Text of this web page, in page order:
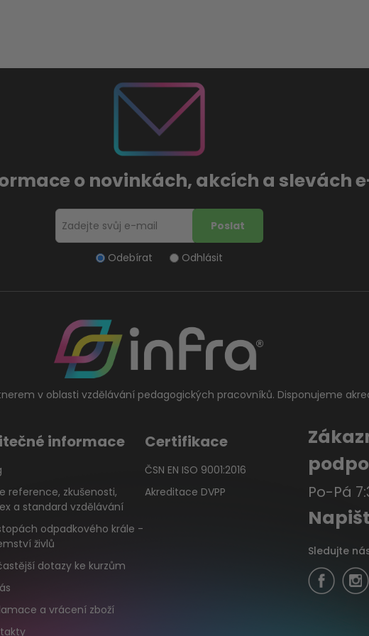
o novinkách, akcích a slevách
Odebírat Odhlásit
v oblasti vzdělávání pedagogických pracovníků. Disponujeme
informace
reference, zkušenosti,
a standard vzdělávání
odpadkového krále -
živlů
dotazy ke kurzům
a vrácení zboží
Certifikace
ČSN EN ISO 9001:2016
Akreditace DVPP
Po-Pá
Sledujte